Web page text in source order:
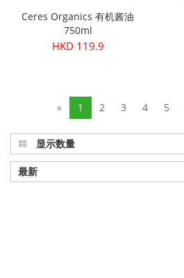
Ceres Organics 有机酱油
750ml
HKD 119.9
« 1 2 3 4 5
显示数量
最新